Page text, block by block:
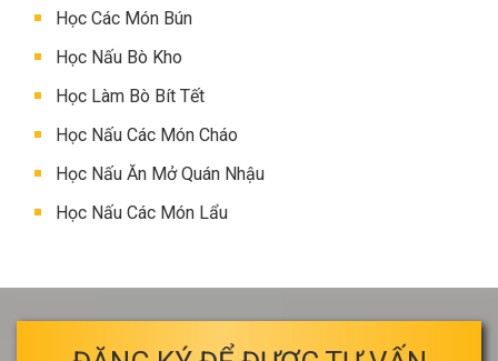
Học Các Món Bún
Học Nấu Bò Kho
Học Làm Bò Bít Tết
Học Nấu Các Món Cháo
Học Nấu Ăn Mở Quán Nhậu
Học Nấu Các Món Lẩu